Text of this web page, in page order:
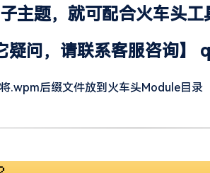
主题，就可配合火车头工
疑问，请联系客服咨询】
.wpm后缀文件放到火车头Module目录